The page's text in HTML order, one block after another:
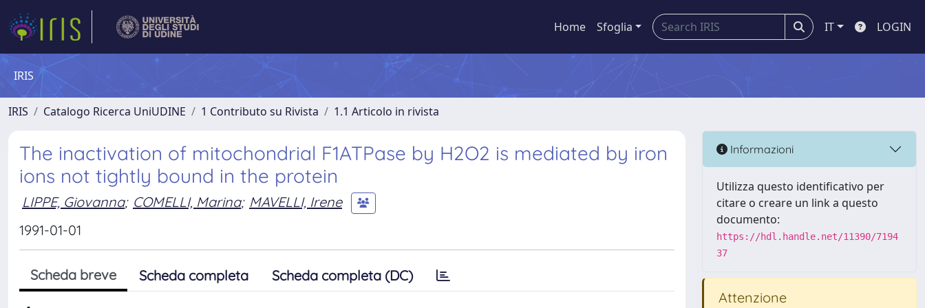
Home Sfoglia IT LOGIN
IRIS
IRIS Catalogo Ricerca UniUDINE 1 Contributo su Rivista 1.1 Articolo in rivista
The inactivation of mitochondrial F1ATPase by H2O2 is mediated by iron
ions not tightly bound in the protein
LIPPE, Giovanna; COMELLI, Marina; MAVELLI, Irene
1991-01-01
Scheda breve Scheda completa Scheda completa (DC)
Informazioni
Utilizza questo identificativo per
citare o creare un link a questo
documento:
https://hdl.handle.net/11390/7194
37
Attenzione